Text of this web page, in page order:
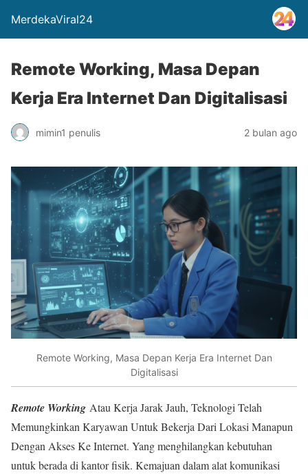
MerdekaViral24
Remote Working, Masa Depan
Kerja Era Internet Dan Digitalisasi
mimin1 penulis 2 bulan ago
Remote Working, Masa Depan Kerja Era Internet Dan
Digitalisasi
Remote Working Atau Kerja Jarak Jauh, Teknologi Telah
Memungkinkan Karyawan Untuk Bekerja Dari Lokasi Manapun
Dengan Akses Ke Internet. Yang menghilangkan kebutuhan
untuk berada di kantor fisik. Kemajuan dalam alat komunikasi